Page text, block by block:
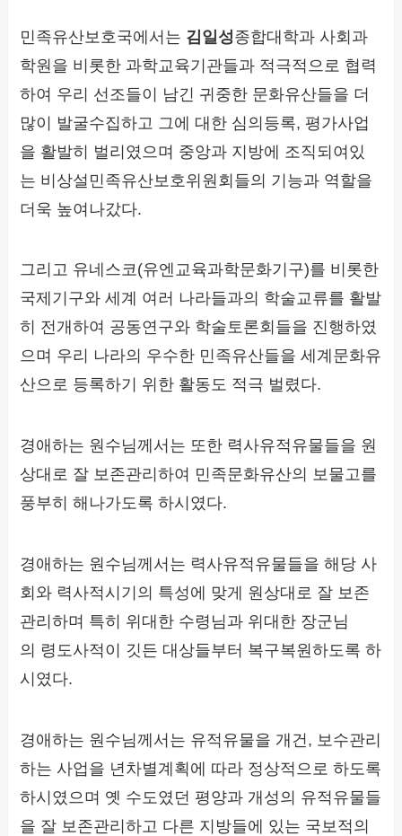
민족유산보호국에서는 김일성종합대학과 사회과
학원을 비롯한 과학교육기관들과 적극적으로 협력
하여 우리 선조들이 남긴 귀중한 문화유산들을 더
많이 발굴수집하고 그에 대한 심의등록, 평가사업
을 활발히 벌리였으며 중앙과 지방에 조직되여있
는 비상설민족유산보호위원회들의 기능과 역할을
더욱 높여나갔다.
그리고 유네스코(유엔교육과학문화기구)를 비롯한
국제기구와 세계 여러 나라들과의 학술교류를 활발
히 전개하여 공동연구와 학술토론회들을 진행하였
으며 우리 나라의 우수한 민족유산들을 세계문화유
산으로 등록하기 위한 활동도 적극 벌렸다.
경애하는 원수님께서는 또한 력사유적유물들을 원
상대로 잘 보존관리하여 민족문화유산의 보물고를
풍부히 해나가도록 하시였다.
경애하는 원수님께서는 력사유적유물들을 해당 사
회와 력사적시기의 특성에 맞게 원상대로 잘 보존
관리하며 특히 위대한 수령님과 위대한 장군님
의 령도사적이 깃든 대상들부터 복구복원하도록 하
시였다.
경애하는 원수님께서는 유적유물을 개건, 보수관리
하는 사업을 년차별계획에 따라 정상적으로 하도록
하시였으며 옛 수도였던 평양과 개성의 유적유물들
을 잘 보존관리하고 다른 지방들에 있는 국보적의